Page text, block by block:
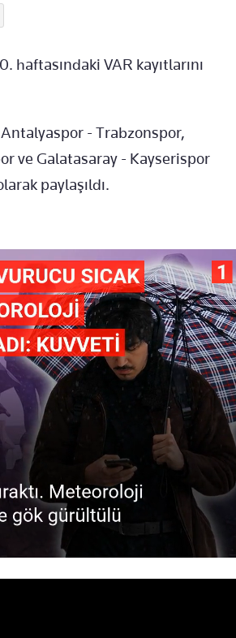
VAR kayıtlarını
- Trabzonspor,
ve Galatasaray - Kayserispor
paylaşıldı.